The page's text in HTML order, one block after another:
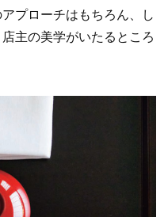
プローチはもちろん、し
主の美学がいたるところ